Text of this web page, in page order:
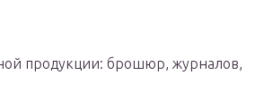
продукции: брошюр, журналов,